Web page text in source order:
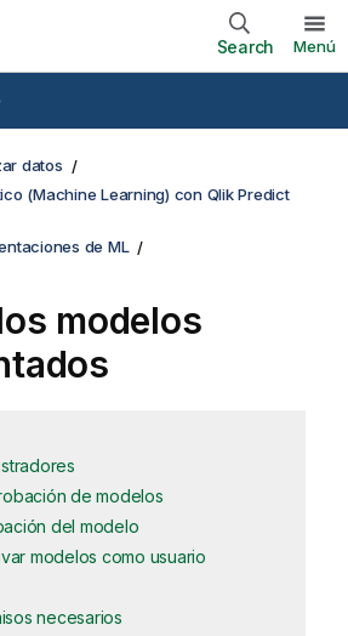
Search Menú
datos
(Machine Learning) con Qlik Predict
de ML
modelos
de modelos
del modelo
modelos como usuario
necesarios